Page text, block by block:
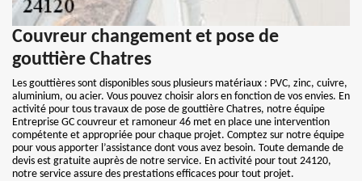
Couvreur changement et pose de
gouttière Chatres
Les gouttières sont disponibles sous plusieurs matériaux : PVC, zinc, cuivre,
aluminium, ou acier. Vous pouvez choisir alors en fonction de vos envies. En
activité pour tous travaux de pose de gouttière Chatres, notre équipe
Entreprise GC couvreur et ramoneur 46 met en place une intervention
compétente et appropriée pour chaque projet. Comptez sur notre équipe
pour vous apporter l’assistance dont vous avez besoin. Toute demande de
devis est gratuite auprès de notre service. En activité pour tout 24120,
notre service assure des prestations efficaces pour tout projet.